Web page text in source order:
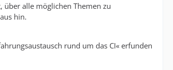
über alle möglichen Themen zu
hin.
rund um das CI« erfunden